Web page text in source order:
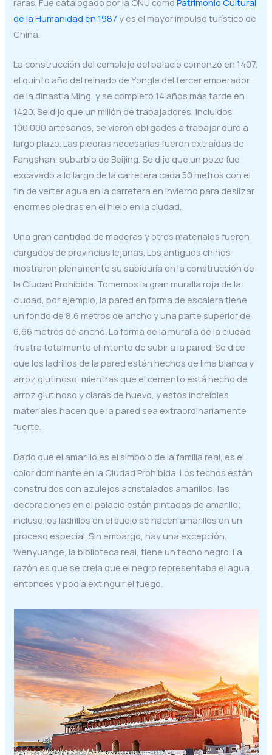
de la Humanidad en 1987 y es el mayor impulso turístico de
China.
La construcción del complejo del palacio comenzó en 1407,
el quinto año del reinado de Yongle del tercer emperador
de la dinastía Ming, y se completó 14 años más tarde en
1420. Se dijo que un millón de trabajadores, incluidos
100.000 artesanos, se vieron obligados a trabajar duro a
largo plazo. Las piedras necesarias fueron extraídas de
Fangshan, suburbio de Beijing. Se dijo que un pozo fue
excavado a lo largo de la carretera cada 50 metros con el
fin de verter agua en la carretera en invierno para deslizar
enormes piedras en el hielo en la ciudad.
Una gran cantidad de maderas y otros materiales fueron
cargados de provincias lejanas. Los antiguos chinos
mostraron plenamente su sabiduría en la construcción de
la Ciudad Prohibida. Tomemos la gran muralla roja de la
ciudad, por ejemplo, la pared en forma de escalera tiene
un fondo de 8,6 metros de ancho y una parte superior de
6,66 metros de ancho. La forma de la muralla de la ciudad
frustra totalmente el intento de subir a la pared. Se dice
que los ladrillos de la pared están hechos de lima blanca y
arroz glutinoso, mientras que el cemento está hecho de
arroz glutinoso y claras de huevo, y estos increíbles
materiales hacen que la pared sea extraordinariamente
fuerte.
Dado que el amarillo es el símbolo de la familia real, es el
color dominante en la Ciudad Prohibida. Los techos están
construidos con azulejos acristalados amarillos; las
decoraciones en el palacio están pintadas de amarillo;
incluso los ladrillos en el suelo se hacen amarillos en un
proceso especial. Sin embargo, hay una excepción.
Wenyuange, la biblioteca real, tiene un techo negro. La
razón es que se creía que el negro representaba el agua
entonces y podía extinguir el fuego.